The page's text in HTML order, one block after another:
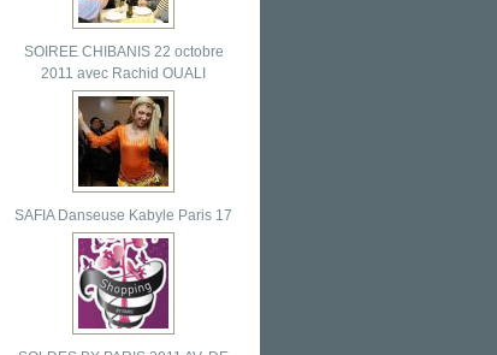
SOIREE CHIBANIS 22 octobre
2011 avec Rachid OUALI
SAFIA Danseuse Kabyle Paris 17